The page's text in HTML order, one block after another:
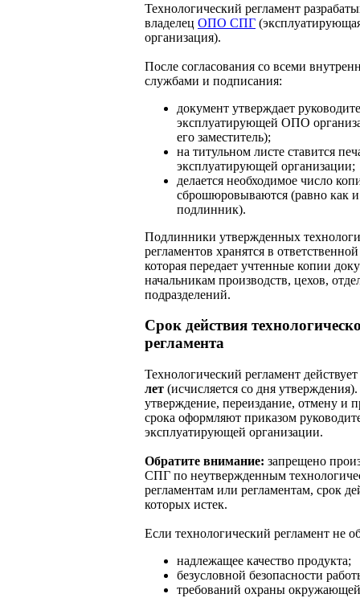
Технологический регламент
владелец ОПО СПГ
организация).
После согласования со всеми
службами и подписания:
документ утверждает
эксплуатирующей ОПО
его заместитель);
на титульном листе ставится
эксплуатирующей организации;
делается необходимое число
сброшюровываются (равно как и
подлинник).
Подлинники утвержденных
регламентов хранятся в
которая передает учтенные копии
начальникам производств, цехов,
подразделений.
Срок действия
регламента
Технологический регламент действует
лет (исчисляется со дня
утверждение, переиздание, отмену и
срока оформляют приказом
эксплуатирующей организации.
Обратите внимание: запрещено
СПГ по неутвержденным
регламентам или регламентам, срок
которых истек.
Если технологический регламент не
надлежащее качество продукта;
безусловной безопасности
требований охраны